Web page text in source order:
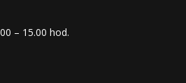
– 15.00 hod.